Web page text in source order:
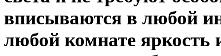
вписываются в любой
любой комнате яркость